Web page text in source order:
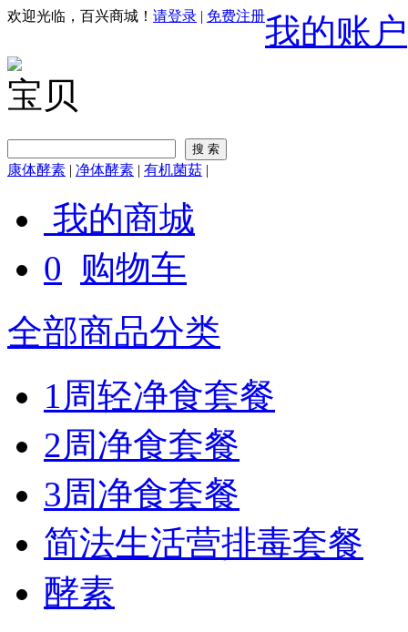
欢迎光临，百兴商城！ 请登录 | 免费注册我的账户
宝贝
康体酵素 | 净体酵素 | 有机菌菇 |
我的商城
0 购物车
全部商品分类
1周轻净食套餐
2周净食套餐
3周净食套餐
简法生活营排毒套餐
酵素